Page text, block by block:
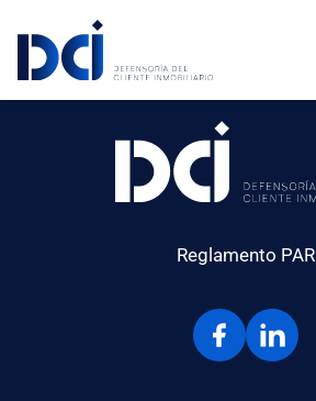
FORTEM GESTORA INMOBILIARIA SAC
Reglamento PAR